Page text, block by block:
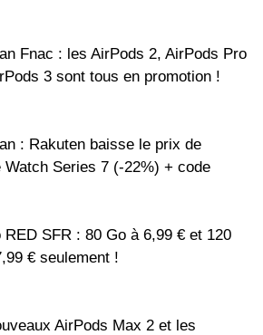
Fnac : les AirPods 2, AirPods Pro
3 sont tous en promotion !
: Rakuten baisse le prix de
Watch Series 7 (-22%) + code
RED SFR : 80 Go à 6,99 € et 120
€ seulement !
AirPods Max 2 et les